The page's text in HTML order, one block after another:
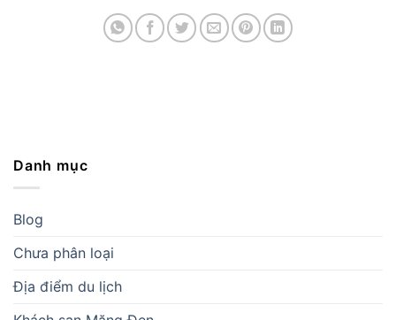
Danh mục
Blog
Chưa phân loại
Địa điểm du lịch